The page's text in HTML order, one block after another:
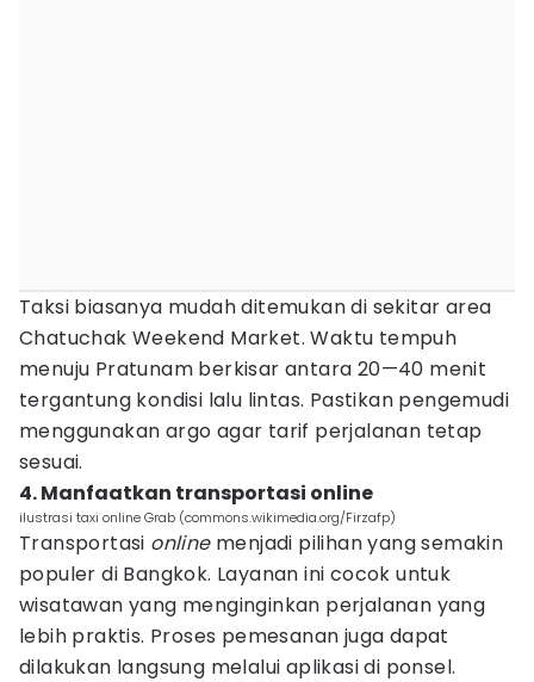
Taksi biasanya mudah ditemukan di sekitar area
Chatuchak Weekend Market. Waktu tempuh
menuju Pratunam berkisar antara 20—40 menit
tergantung kondisi lalu lintas. Pastikan pengemudi
menggunakan argo agar tarif perjalanan tetap
sesuai.
4. Manfaatkan transportasi online
ilustrasi taxi online Grab (commons.wikimedia.org/Firzafp)
Transportasi onlinemenjadi pilihan yang semakin
populer di Bangkok. Layanan ini cocok untuk
wisatawan yang menginginkan perjalanan yang
lebih praktis. Proses pemesanan juga dapat
dilakukan langsung melalui aplikasi di ponsel.